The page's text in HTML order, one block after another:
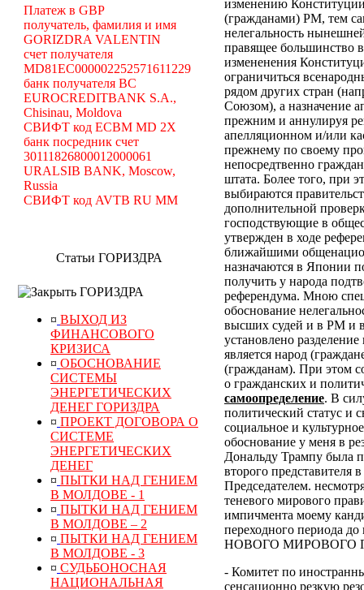
Платеж в GBP
получатель, фамилия и имя
GORIZDRA VALENTIN
счет получателя
MD81EC000002252571611229
банк получателя BC
EUROCREDITBANK S.A.,
Chisinau, Moldova
СВИФТ код ECBM MD 2X
банк посредник счет
30111826800012000061
URALSIB BANK, Moscow,
Russia
СВИФТ код AVTB RU MM
Статьи ГОРИЗДРА
ГОРИЗДРА
¤ ВЫХОД ИЗ
ФИНАНСОВОГО
КРИЗИСА
¤ ОБОСНОВАНИЕ
СИСТЕМЫ
ЭНЕРГЕТИЧЕСКИХ
ДЕНЕГ ГОРИЗДРА
¤ ПРОЕКТ ДОГОВОРА О
СИСТЕМЕ
ЭНЕРГЕТИЧЕСКИХ
ДЕНЕГ
¤ ПЫТКИ НАД ГЕНИЕМ
В МОЛДОВЕ - 1
¤ ПЫТКИ НАД ГЕНИЕМ
В МОЛДОВЕ – 2
¤ ПЫТКИ НАД ГЕНИЕМ
В МОЛДОВЕ - 3
¤ СУДЬБОНОСНАЯ
НАЦИОНАЛЬНАЯ
изменению
(гражданами) РМ, тем
нелегальность
правящее большинство
измененения
ограничиться
рядом других стран
Союзом), а назначение
прежним и аннулируя
апелляционном и/или
прежнему по своему
непосредтвенно
штата. Более того, при
выбираются
дополнительной
господствующие в
утвержден в ходе
ближайшими
назначаются в Японии
получить у народа
референдума. Мною
обоснование
высших судей и в РМ и
установлено
является народ
(гражданам). При этом
о гражданских и
самоопределение. В
политический статус и
социальное и
обоснование у меня в
Дональду Трампу была
второго представителя
Председателем.
теневого мирового
импичмента моему
переходного
НОВОГО МИРОВОГО
- Комитет по
сенсационно резкую